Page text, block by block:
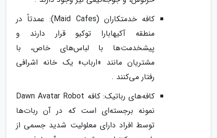
کافه خدمتکاران (Maid Cafes): عمدتاً در
منطقه آکیهابارا توکیو قرار دارند و
پیشخدمت‌ها با لباس‌های خاص، با
مشتریان مانند «ارباب» یک خانه اشرافی
رفتار می‌کنند .
کافه‌های رباتیک: کافه Dawn Avatar Robot
نمونه برجسته‌ای است که در آن ربات‌ها
توسط افراد دارای معلولیت شدید جسمی از